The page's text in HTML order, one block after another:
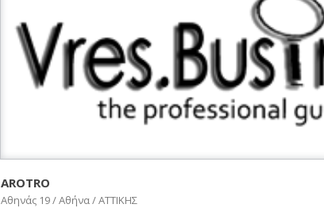
AROTRO
Αθηνάς 19 / Αθήνα / ΑΤΤΙΚΗΣ